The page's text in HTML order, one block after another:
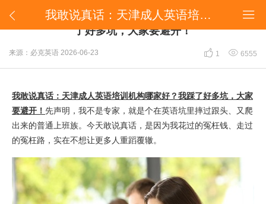
 
​我敢说真话：天津成人英语培训机构哪家好？我踩了好多坑，大家要避开！
​我敢说真话：天津成人英语培训机构哪家好？我踩
了好多坑，大家要避开！
来源：必克英语 2026-06-23  1  6555
我敢说真话：天津成人英语培训机构哪家好？我踩了好多坑，大家
要避开！ 先声明，我不是专家，就是个在英语坑里摔过跟头、又爬
出来的普通上班族。今天敢说真话，是因为我花过的冤枉钱、走过
的冤枉路，实在不想让更多人重蹈覆辙。